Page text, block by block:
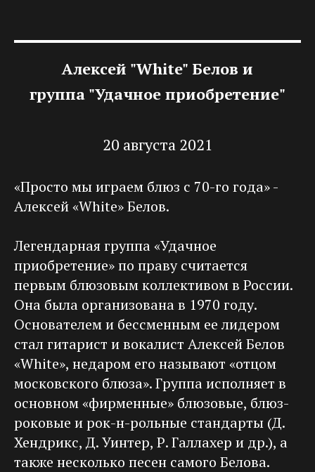
Алексей "White" Белов и
группа "Удачное приобретение"
20 августа 2021
«Просто мы играем блюз с 70-го года» -
Алексей «White» Белов.
Легендарная группа «Удачное
приобретение» по праву считается
первым блюзовым коллективом в России.
Она была организована в 1970 году.
Основателем и бессменным ее лидером
стал гитарист и вокалист Алексей Белов
«White», недаром его называют «отцом
московского блюза». Группа исполняет в
основном «фирменные» блюзовые, блюз-
роковые и рок-н-рольные стандарты (Д.
Хендрикс, Д. Уинтер, Р. Галлахер и др.), а
также несколько песен самого Белова.